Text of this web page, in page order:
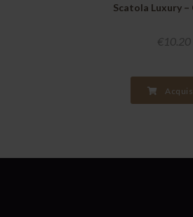
Scatola Luxury –
€ 10.20